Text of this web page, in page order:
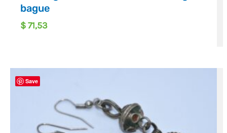
bague
$71,53
Save